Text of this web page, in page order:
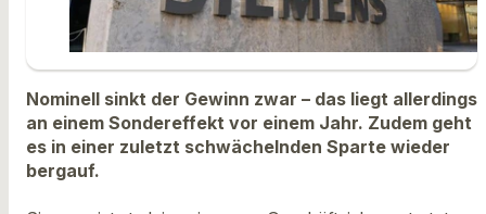
Nominell sinkt der Gewinn zwar – das liegt allerdings
an einem Sondereffekt vor einem Jahr. Zudem geht
es in einer zuletzt schwächelnden Sparte wieder
bergauf.